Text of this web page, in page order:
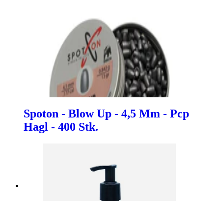
Spoton - Blow Up - 4,5 Mm - Pcp
Hagl - 400 Stk.